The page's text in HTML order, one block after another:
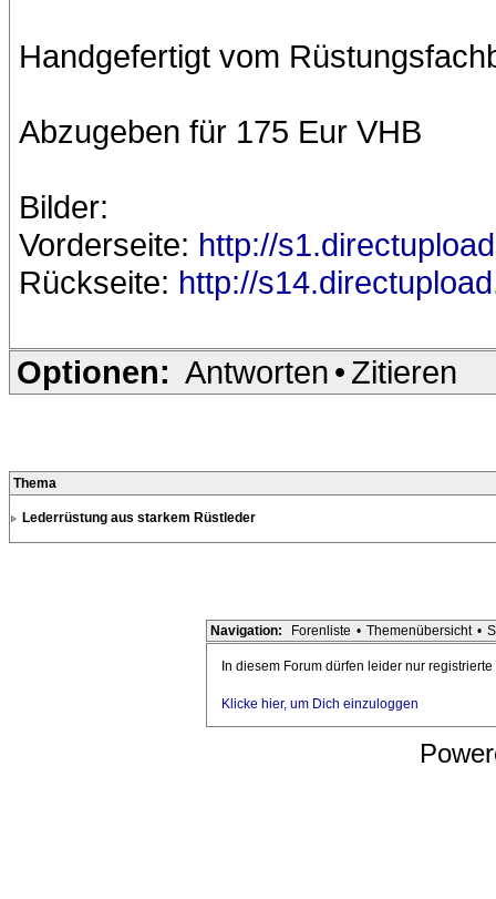
Handgefertigt vom
Abzugeben für 175 Eur VHB
Bilder:
Vorderseite: http://
Rückseite: http://
Optionen: Antworten • Zitieren
Thema
Lederrüstung aus starkem Rüstleder
Navigation: Forenliste • Themenübersicht •
In diesem Forum dürfen leider nur
Klicke hier, um Dich einzuloggen